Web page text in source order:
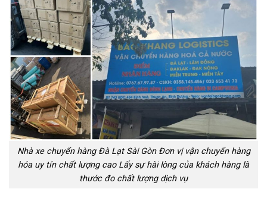
Nhà xe chuyển hàng Đà Lạt Sài Gòn Đơn vị vận chuyển hàng
hóa uy tín chất lượng cao Lấy sự hài lòng của khách hàng là
thước đo chất lượng dịch vụ